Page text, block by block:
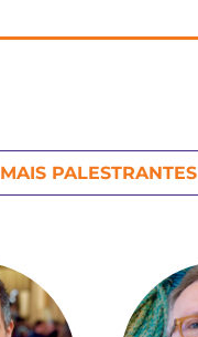
MAIS PALESTRANTES